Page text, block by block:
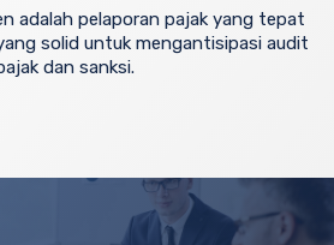
adalah pelaporan pajak yang tepat
solid untuk mengantisipasi audit
dan sanksi.